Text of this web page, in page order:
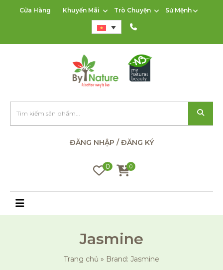
Cửa Hàng Khuyến Mãi Trò Chuyện Sứ Mệnh
ĐĂNG NHẬP / ĐĂNG KÝ
0 0
Jasmine
Trang chủ » Brand: Jasmine